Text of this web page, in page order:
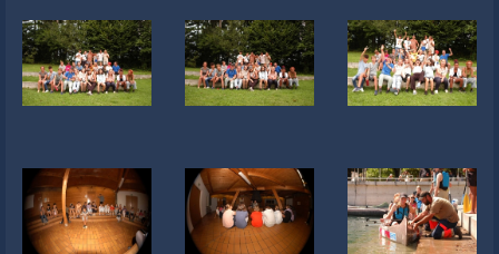
Liens
Contacts